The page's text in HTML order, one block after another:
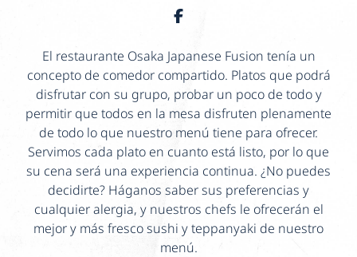
El restaurante Osaka Japanese Fusion tenía un
concepto de comedor compartido. Platos que podrá
disfrutar con su grupo, probar un poco de todo y
permitir que todos en la mesa disfruten plenamente
de todo lo que nuestro menú tiene para ofrecer.
Servimos cada plato en cuanto está listo, por lo que
su cena será una experiencia continua. ¿No puedes
decidirte? Háganos saber sus preferencias y
cualquier alergia, y nuestros chefs le ofrecerán el
mejor y más fresco sushi y teppanyaki de nuestro
menú.